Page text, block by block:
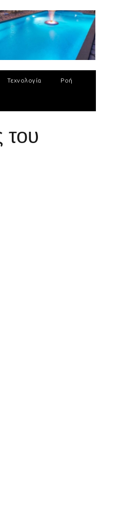
Τεχνολογία Ροή
του